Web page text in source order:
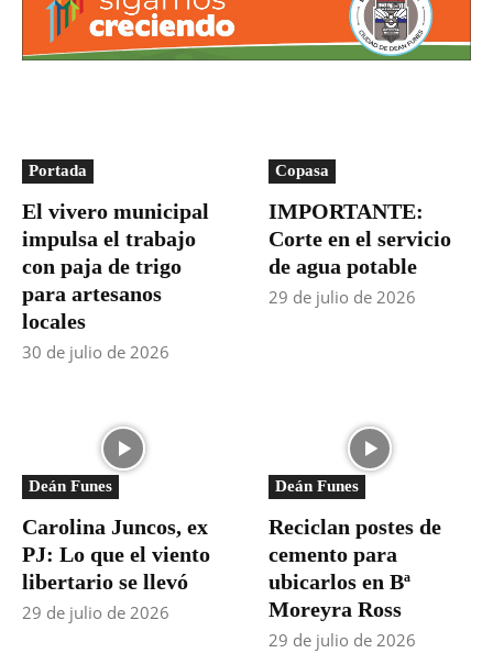
Portada
El vivero municipal
impulsa el trabajo
con paja de trigo
para artesanos
locales
30 de julio de 2026
Copasa
IMPORTANTE:
Corte en el servicio
de agua potable
29 de julio de 2026
Deán Funes
Carolina Juncos, ex
PJ: Lo que el viento
libertario se llevó
29 de julio de 2026
Deán Funes
Reciclan postes de
cemento para
ubicarlos en Bª
Moreyra Ross
29 de julio de 2026